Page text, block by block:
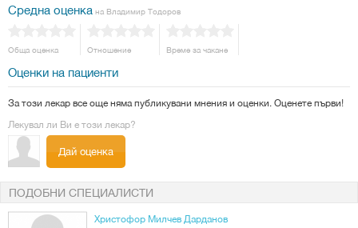
Средна оценка на Владимир Тодоров
Обща оценка Отношение Време за чакане
Оценки на пациенти
За този лекар все още няма публикувани мнения и оценки. Оценете първи!
Лекувал ли Ви е този лекар?
Дай оценка
ПОДОБНИ СПЕЦИАЛИСТИ
Христофор Милчев Дарданов